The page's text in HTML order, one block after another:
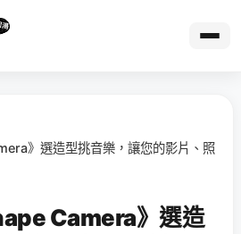
》選造型挑音樂，讓您的影片、照
Camera》選造